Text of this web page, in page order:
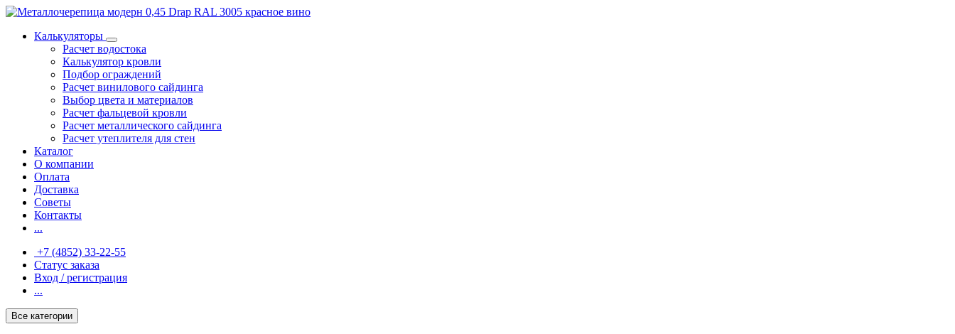
Калькуляторы
Расчет водостока
Калькулятор кровли
Подбор ограждений
Расчет винилового сайдинга
Выбор цвета и материалов
Расчет фальцевой кровли
Расчет металлического сайдинга
Расчет утеплителя для стен
Каталог
О компании
Оплата
Доставка
Советы
Контакты
...
+7 (4852) 33-22-55
Статус заказа
Вход / регистрация
...
Все категории